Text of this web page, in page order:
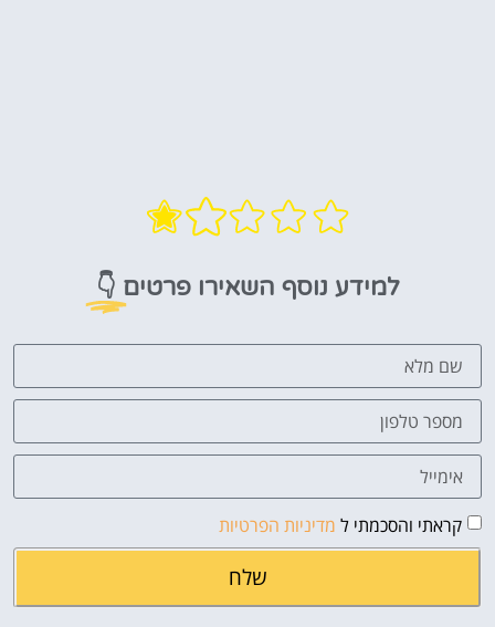
למידע נוסף השאירו פרטים 👇
קראתי והסכמתי ל מדיניות הפרטיות
שלח